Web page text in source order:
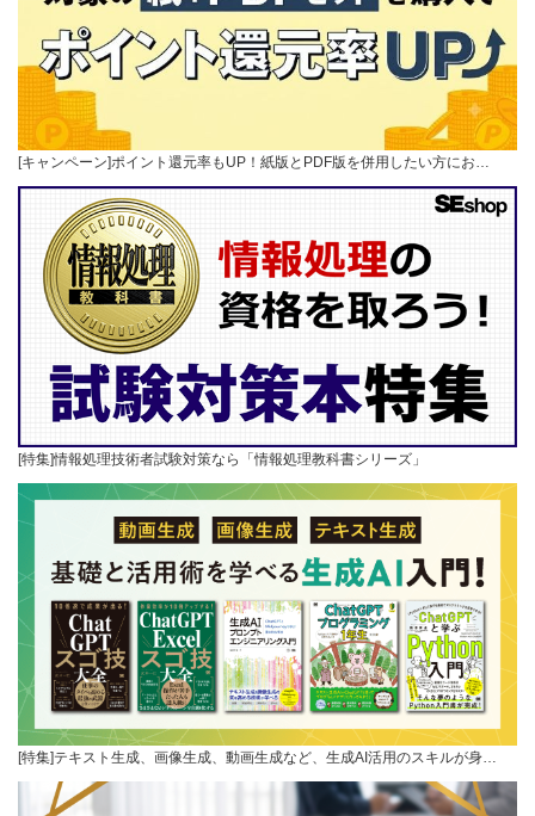
[キャンペーン]ポイント還元率もUP！紙版とPDF版を併用したい方にお…
[特集]情報処理技術者試験対策なら「情報処理教科書シリーズ」
[特集]テキスト生成、画像生成、動画生成など、生成AI活用のスキルが身…